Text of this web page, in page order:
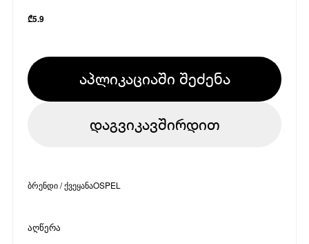
₾5.9
აპლიკაციაში შეძენა
დაგვიკავშირდით
ბრენდი / ქვეყანაOSPEL
აღწერა